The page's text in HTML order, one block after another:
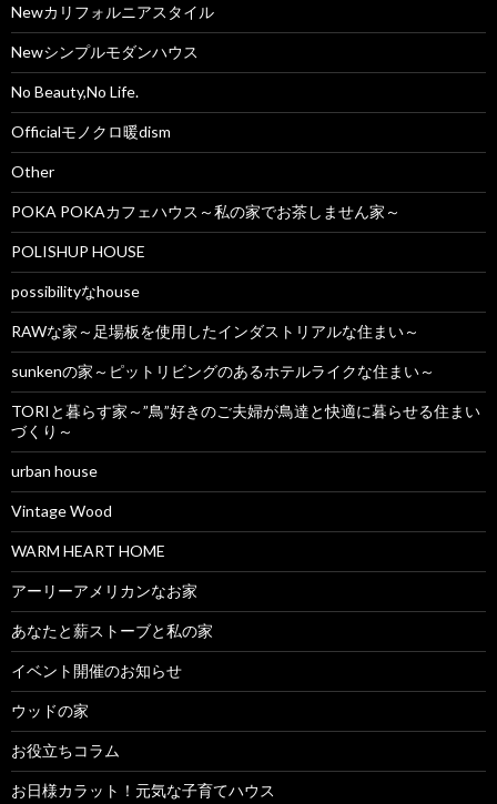
Newカリフォルニアスタイル
Newシンプルモダンハウス
No Beauty,No Life.
Officialモノクロ暖dism
Other
POKA POKAカフェハウス～私の家でお茶しません家～
POLISHUP HOUSE
possibilityなhouse
RAWな家～足場板を使用したインダストリアルな住まい～
sunkenの家～ピットリビングのあるホテルライクな住まい～
TORIと暮らす家～”鳥”好きのご夫婦が鳥達と快適に暮らせる住まい
づくり～
urban house
Vintage Wood
WARM HEART HOME
アーリーアメリカンなお家
あなたと薪ストーブと私の家
イベント開催のお知らせ
ウッドの家
お役立ちコラム
お日様カラット！元気な子育てハウス